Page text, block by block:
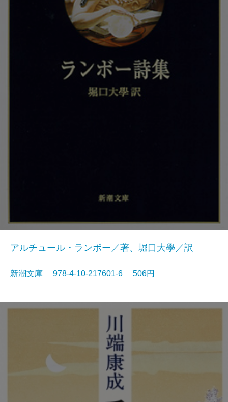
アルチュール・ランボー／著、堀口大學／訳
新潮文庫 978-4-10-217601-6 506円